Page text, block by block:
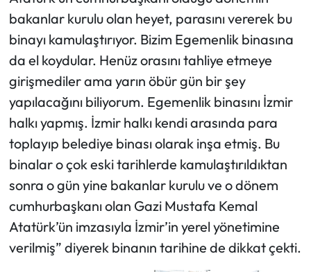
bakanlar kurulu olan heyet, parasını vererek bu
binayı kamulaştırıyor. Bizim Egemenlik binasına
da el koydular. Henüz orasını tahliye etmeye
girişmediler ama yarın öbür gün bir şey
yapılacağını biliyorum. Egemenlik binasını İzmir
halkı yapmış. İzmir halkı kendi arasında para
toplayıp belediye binası olarak inşa etmiş. Bu
binalar o çok eski tarihlerde kamulaştırıldıktan
sonra o gün yine bakanlar kurulu ve o dönem
cumhurbaşkanı olan Gazi Mustafa Kemal
Atatürk’ün imzasıyla İzmir’in yerel yönetimine
verilmiş” diyerek binanın tarihine de dikkat çekti.